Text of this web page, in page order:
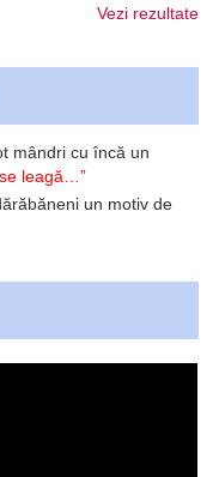
Vezi rezultate
mândri cu încă un
leagă…”
un motiv de